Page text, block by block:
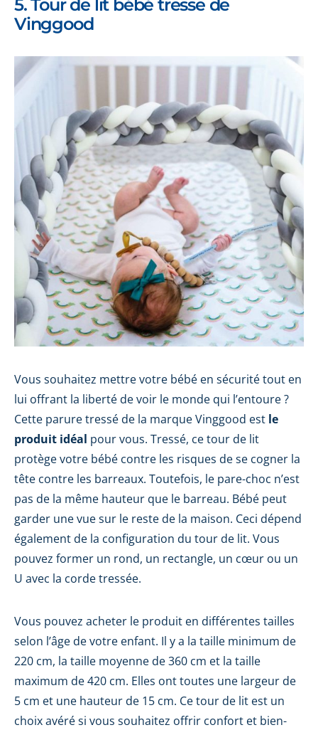
5. Tour de lit bébé tresse de
Vinggood
Vous souhaitez mettre votre bébé en sécurité tout en
lui offrant la liberté de voir le monde qui l’entoure ?
Cette parure tressé de la marque Vinggood est le
produit idéal pour vous. Tressé, ce tour de lit
protège votre bébé contre les risques de se cogner la
tête contre les barreaux. Toutefois, le pare-choc n’est
pas de la même hauteur que le barreau. Bébé peut
garder une vue sur le reste de la maison. Ceci dépend
également de la configuration du tour de lit. Vous
pouvez former un rond, un rectangle, un cœur ou un
U avec la corde tressée.
Vous pouvez acheter le produit en différentes tailles
selon l’âge de votre enfant. Il y a la taille minimum de
220 cm, la taille moyenne de 360 cm et la taille
maximum de 420 cm. Elles ont toutes une largeur de
5 cm et une hauteur de 15 cm. Ce tour de lit est un
choix avéré si vous souhaitez offrir confort et bien-